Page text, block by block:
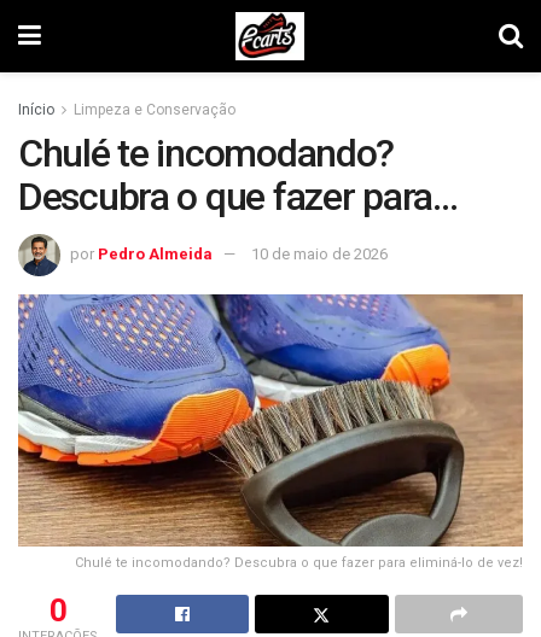
Início Limpeza e Conservação
Chulé te incomodando?
Descubra o que fazer para
eliminá-lo de vez!
por Pedro Almeida 10 de maio de 2026
Chulé te incomodando? Descubra o que fazer para eliminá-lo de vez!
0